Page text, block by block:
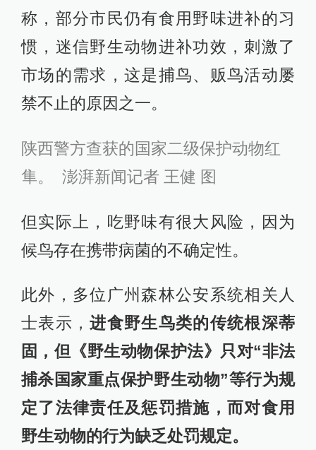
称，部分市民仍有食用野味进补的习
惯，迷信野生动物进补功效，刺激了
市场的需求，这是捕鸟、贩鸟活动屡
禁不止的原因之一。
陕西警方查获的国家二级保护动物红
隼。 澎湃新闻记者 王健 图
但实际上，吃野味有很大风险，因为
候鸟存在携带病菌的不确定性。
此外，多位广州森林公安系统相关人
士表示，进食野生鸟类的传统根深蒂
固，但《野生动物保护法》只对“非法
捕杀国家重点保护野生动物”等行为规
定了法律责任及惩罚措施，而对食用
野生动物的行为缺乏处罚规定。